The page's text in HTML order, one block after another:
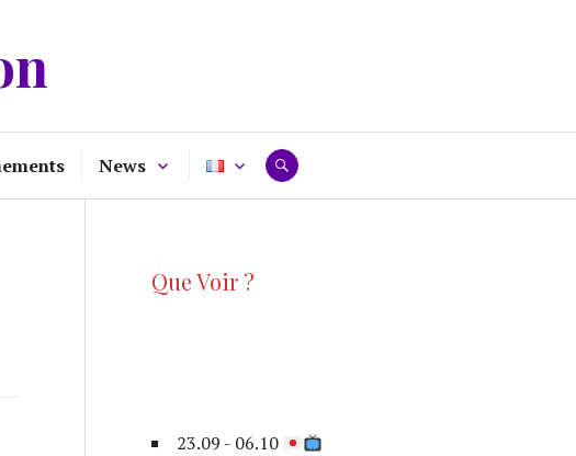
News RECHERCHE
Que Voir ?
23.09 - 06.10